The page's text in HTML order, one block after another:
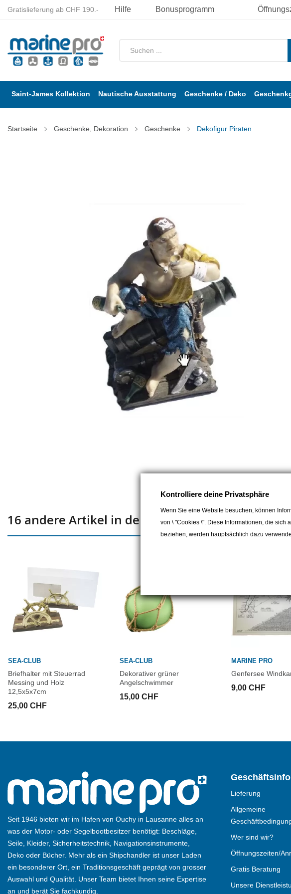
Gratislieferung ab CHF 190.- Hilfe Bonusprogramm
Saint-James Kollektion Nautische Ausstattung Geschenke / Deko
Startseite Geschenke, Dekoration Geschenke Dekofigur Piraten
16 andere Artikel in der gleichen Kategorie:
SEA-CLUB
Briefhalter mit Steuerrad 
Messing und Holz
12,5x5x7cm
25,00 CHF
SEA-CLUB
Dekorativer grüner
Angelschwimmer
15,00 CHF
MARINE PRO
Genfersee
9,00 CHF
Seit 1946 bieten wir im Hafen von Ouchy in Lausanne alles an
was der Motor- oder Segelbootbesitzer benötigt: Beschläge,
Seile, Kleider, Sicherheitstechnik, Navigationsinstrumente,
Deko oder Bücher. Mehr als ein Shipchandler ist unser Laden
ein besonderer Ort, ein Traditionsgeschäft geprägt von grosser
Auswahl und Qualität. Unser Team bietet Ihnen seine Expertise
an und berät Sie fachkundig.
Lieferung
Allgemeine
Wer sind wir?
Öffnungszeiten/
Gratis Beratung
Unsere
Kontrolliere deine Privatsphäre
Wenn Sie eine Website besuchen, können
von \ "Cookies \". Diese Informationen, die sich
beziehen, werden hauptsächlich dazu